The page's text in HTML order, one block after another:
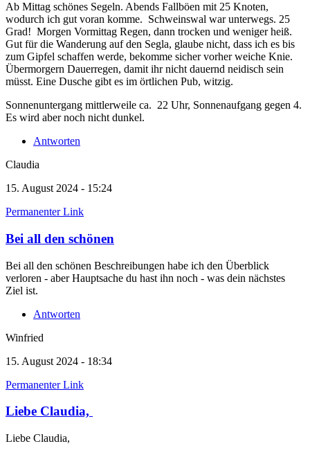
Ab Mittag schönes Segeln. Abends Fallböen mit 25 Knoten,
wodurch ich gut voran komme. Schweinswal war unterwegs. 25
Grad! Morgen Vormittag Regen, dann trocken und weniger heiß.
Gut für die Wanderung auf den Segla, glaube nicht, dass ich es bis
zum Gipfel schaffen werde, bekomme sicher vorher weiche Knie.
Übermorgern Dauerregen, damit ihr nicht dauernd neidisch sein
müsst. Eine Dusche gibt es im örtlichen Pub, witzig.
Sonnenuntergang mittlerweile ca. 22 Uhr, Sonnenaufgang gegen 4.
Es wird aber noch nicht dunkel.
Antworten
Claudia
15. August 2024 - 15:24
Permanenter Link
Bei all den schönen
Bei all den schönen Beschreibungen habe ich den Überblick
verloren - aber Hauptsache du hast ihn noch - was dein nächstes
Ziel ist.
Antworten
Winfried
15. August 2024 - 18:34
Permanenter Link
Liebe Claudia,
Liebe Claudia,